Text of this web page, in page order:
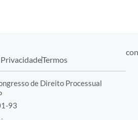
Termos
de Direito Processual
93